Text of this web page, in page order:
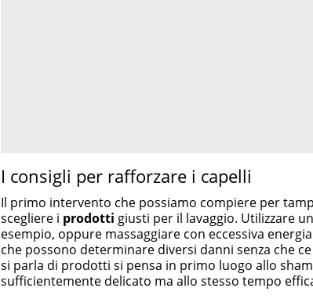
I consigli per rafforzare i capelli
Il primo intervento che possiamo compiere per
scegliere i prodotti giusti per il lavaggio. Utilizzare
esempio, oppure massaggiare con eccessiva
che possono determinare diversi danni senza che
si parla di prodotti si pensa in primo luogo allo
sufficientemente delicato ma allo stesso tempo